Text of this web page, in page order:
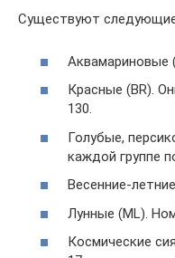
Существуют
Аквамариновые
Красные (BR).
130.
Голубые,
каждой группе
Весенние-
Лунные (ML).
Космические